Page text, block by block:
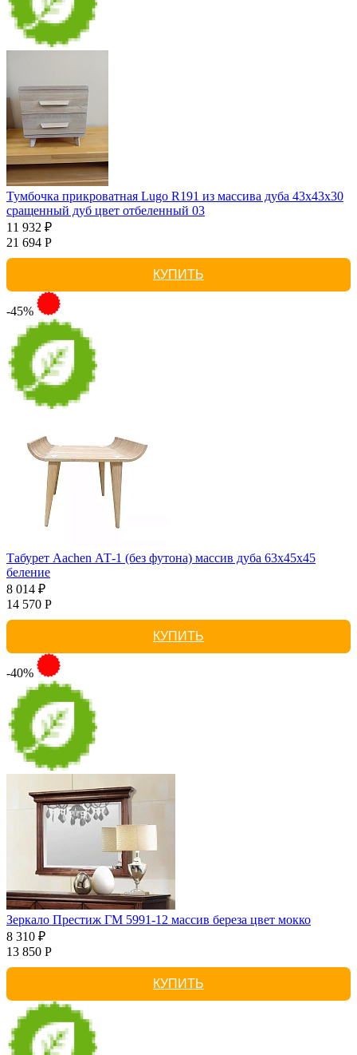
Тумбочка прикроватная Lugo R191 из массива дуба 43х43х30
сращенный дуб цвет отбеленный 03
11 932 ₽
21 694 Р
КУПИТЬ
-45%
Табурет Aachen АТ-1 (без футона) массив дуба 63х45х45
беление
8 014 ₽
14 570 Р
КУПИТЬ
-40%
Зеркало Престиж ГМ 5991-12 массив береза цвет мокко
8 310 ₽
13 850 Р
КУПИТЬ